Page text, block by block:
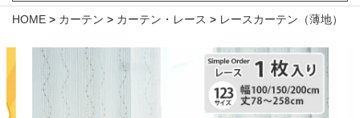
店舗一覧 閲覧履歴
キーワード・商品番号で探す
HOME カーテン カーテン・レース レースカーテン（薄地）